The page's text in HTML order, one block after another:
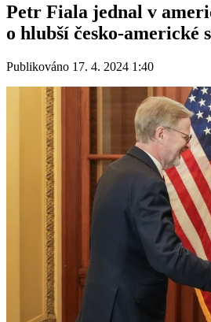
Petr Fiala jednal v
o hlubší česko-americké
Publikováno 17. 4. 2024 1:40